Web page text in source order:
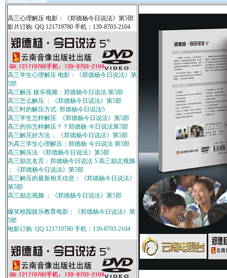
高三心理解压 电影：《郑德杨今日说法》第5部
影片订购: QQ:121719780 手机：139-8703-2104
高三学生心理解压 电影：《郑德杨今日说法》第
5部
高三解压 娱乐视频：郑德杨今日说法 第5部
高三怎么解压 ：《郑德杨今日说法》第5部
高三时的解压方式: 郑德杨今日说法5
高三学生怎样解压: 《郑德杨今日说法》第5部
高三的你怎样解压？？郑德杨·今日说法第5部
高三解压好方法： 《郑德杨今日说法》第5部
为高三学生心理解压：郑德杨·今日说法 第5部
高三解压法:《郑德杨今日说法》第5部
高三励志名言：郑德杨今日说法 5 高三励志视频
：《郑德杨今日说法》第5部
高三解压的最新相关信息：《郑德杨今日说法》
第5部
高三励志视频 ：《郑德杨今日说法》第5部
爆笑校园娱乐教育电影：《郑德杨今日说法》第
5部
电影订购: QQ:121719780 手机：139-8703-2104